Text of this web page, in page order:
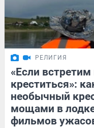
РЕЛИГИЯ
«Если
креститься»:
необычный
мощами в
фильмов